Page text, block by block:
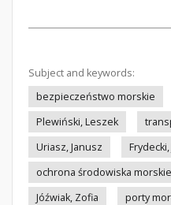
Subject and keywords:
bezpieczeństwo morskie
Plewiński, Leszek
Uriasz, Janusz
Frydecki,
ochrona środowiska
Jóźwiak, Zofia
porty